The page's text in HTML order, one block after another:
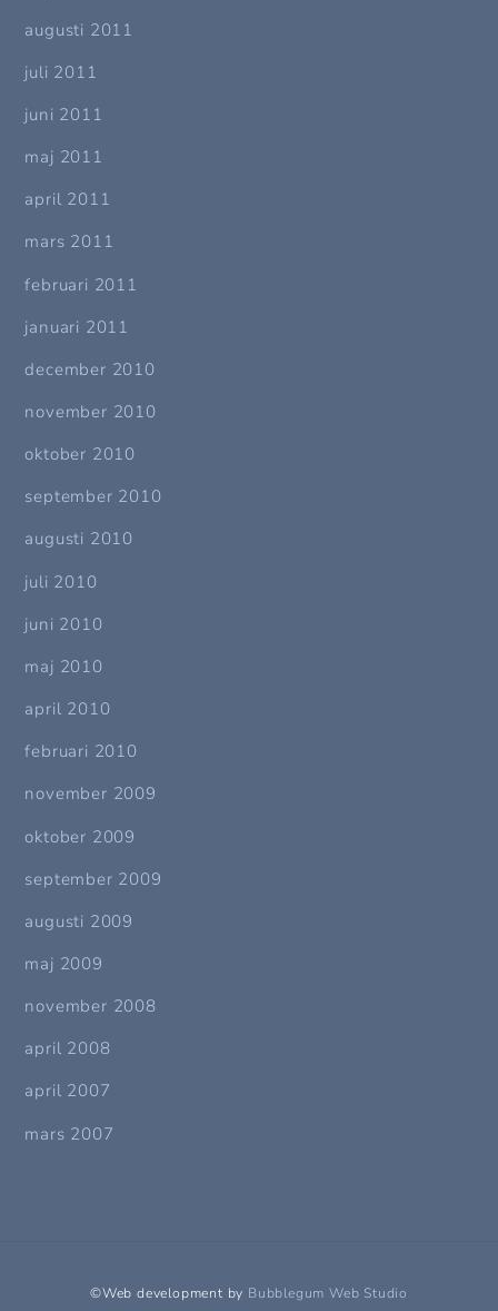
augusti 2011
juli 2011
juni 2011
maj 2011
april 2011
mars 2011
februari 2011
januari 2011
december 2010
november 2010
oktober 2010
september 2010
augusti 2010
juli 2010
juni 2010
maj 2010
april 2010
februari 2010
november 2009
oktober 2009
september 2009
augusti 2009
maj 2009
november 2008
april 2008
april 2007
mars 2007
©Web development by Bubblegum Web Studio